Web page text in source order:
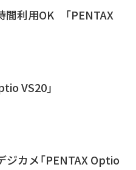
間利用OK 「PENTAX
VS20」
ジカメ「PENTAX Optio